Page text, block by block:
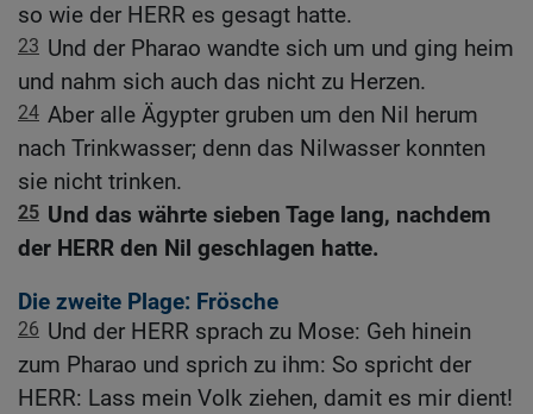
so wie der HERR es gesagt hatte.
23 Und der Pharao wandte sich um und ging heim
und nahm sich auch das nicht zu Herzen.
24 Aber alle Ägypter gruben um den Nil herum
nach Trinkwasser; denn das Nilwasser konnten
sie nicht trinken.
25 Und das währte sieben Tage lang, nachdem
der HERR den Nil geschlagen hatte.
Die zweite Plage: Frösche
26 Und der HERR sprach zu Mose: Geh hinein
zum Pharao und sprich zu ihm: So spricht der
HERR: Lass mein Volk ziehen, damit es mir dient!